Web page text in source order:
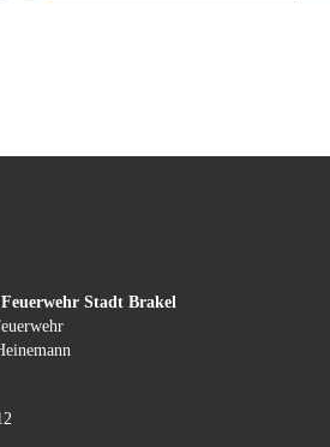
Stadt Brakel